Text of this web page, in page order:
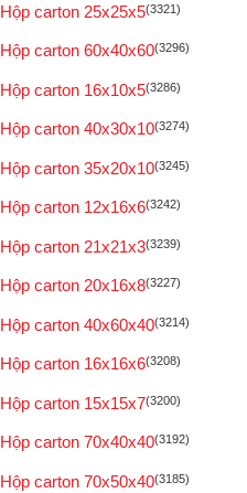
Hộp carton 25x25x5(3321)
Hộp carton 60x40x60(3296)
Hộp carton 16x10x5(3286)
Hộp carton 40x30x10(3274)
Hộp carton 35x20x10(3245)
Hộp carton 12x16x6(3242)
Hộp carton 21x21x3(3239)
Hộp carton 20x16x8(3227)
Hộp carton 40x60x40(3214)
Hộp carton 16x16x6(3208)
Hộp carton 15x15x7(3200)
Hộp carton 70x40x40(3192)
Hộp carton 70x50x40(3185)